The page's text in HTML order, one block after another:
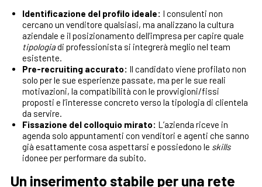
Identificazione del profilo ideale: I consulenti non
cercano un venditore qualsiasi, ma analizzano la cultura
aziendale e il posizionamento dell’impresa per capire quale
tipologiadi professionista si integrerà meglio nel team
esistente.
Pre-recruiting accurato: Il candidato viene profilato non
solo per le sue esperienze passate, ma per le sue reali
motivazioni, la compatibilità con le provvigioni/fissi
proposti e l’interesse concreto verso la tipologia di clientela
da servire.
Fissazione del colloquio mirato: L’azienda riceve in
agenda solo appuntamenti con venditori e agenti che sanno
già esattamente cosa aspettarsi e possiedono le skills
idonee per performare da subito.
Un inserimento stabile per una rete